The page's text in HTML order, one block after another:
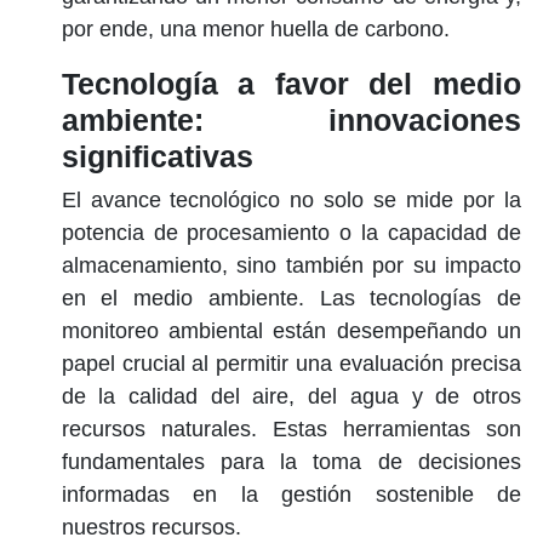
por ende, una menor huella de carbono.
Tecnología a favor del medio
ambiente: innovaciones
significativas
El avance tecnológico no solo se mide por la
potencia de procesamiento o la capacidad de
almacenamiento, sino también por su impacto
en el medio ambiente. Lastecnologías de
monitoreo ambiental están desempeñando un
papel crucial al permitir una evaluación precisa
de la calidad del aire, del agua y de otros
recursos naturales. Estas herramientas son
fundamentales para la toma de decisiones
informadas en la gestión sostenible de
nuestros recursos.